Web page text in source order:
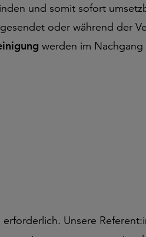
und somit sofort
oder während der
werden im
erforderlich. Unsere